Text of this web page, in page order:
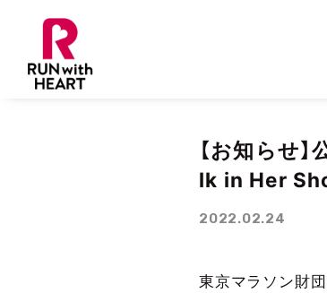
【お知らせ
lk in Her
2022.02.24
東京マラソン財